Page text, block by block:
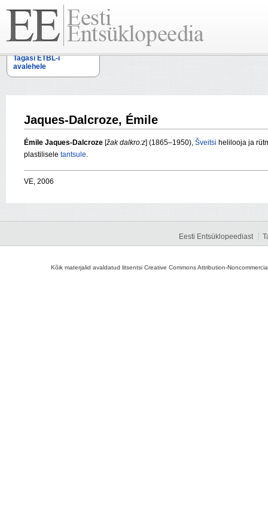
Tagasi ETBL-i
avalehele
Jaques-Dalcroze, Émile
Émile Jaques-Dalcroze [žak dalkro:z] (1865–1950), Šveitsi helilooja ja
plastilisele tantsule.
VE, 2006
Eesti Entsüklopeediast
Kõik materjalid avaldatud litsentsi Creative Commons Attribution-